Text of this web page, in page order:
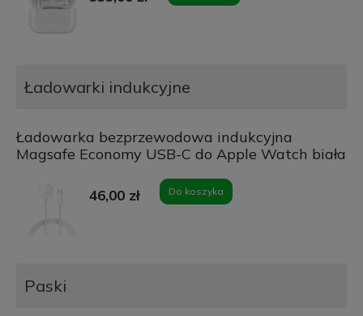
Ładowarki indukcyjne
Ładowarka bezprzewodowa indukcyjna
Magsafe Economy USB-C do Apple Watch biała
46,00 zł Do koszyka
Paski